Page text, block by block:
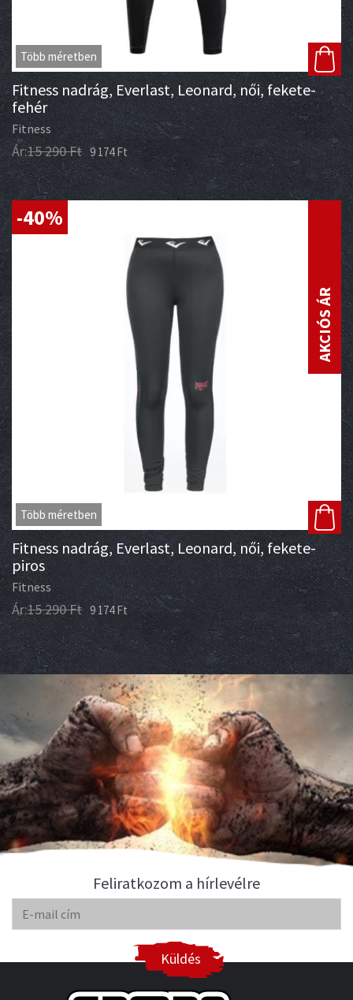
Több méretben
Fitness nadrág, Everlast, Leonard, női, fekete-
fehér
Fitness
Ár:15 290Ft 9 174Ft
AKCIÓS ÁR
Több méretben
-40%
Fitness nadrág, Everlast, Leonard, női, fekete-
piros
Fitness
Ár:15 290Ft 9 174Ft
Feliratkozom a hírlevélre
Küldés